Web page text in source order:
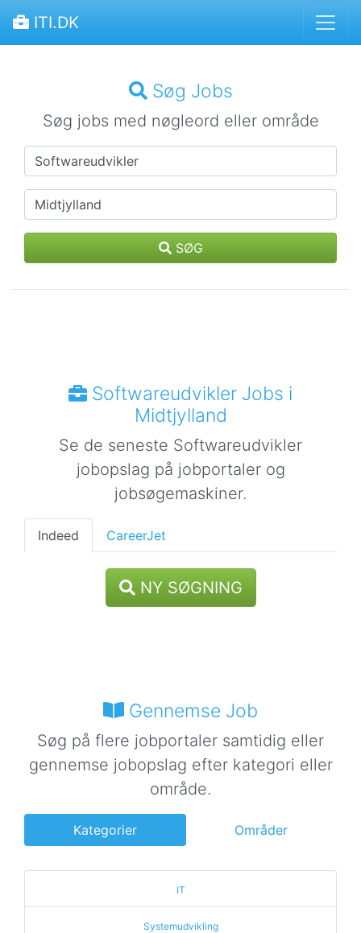
ITI.DK
Søg Jobs
Søg jobs med nøgleord eller område
SØG
Softwareudvikler Jobs i
Midtjylland
Se de seneste Softwareudvikler
jobopslag på jobportaler og
jobsøgemaskiner.
Indeed CareerJet
NY SØGNING
Gennemse Job
Søg på flere jobportaler samtidig eller
gennemse jobopslag efter kategori eller
område.
Kategorier Områder
IT
Systemudvikling